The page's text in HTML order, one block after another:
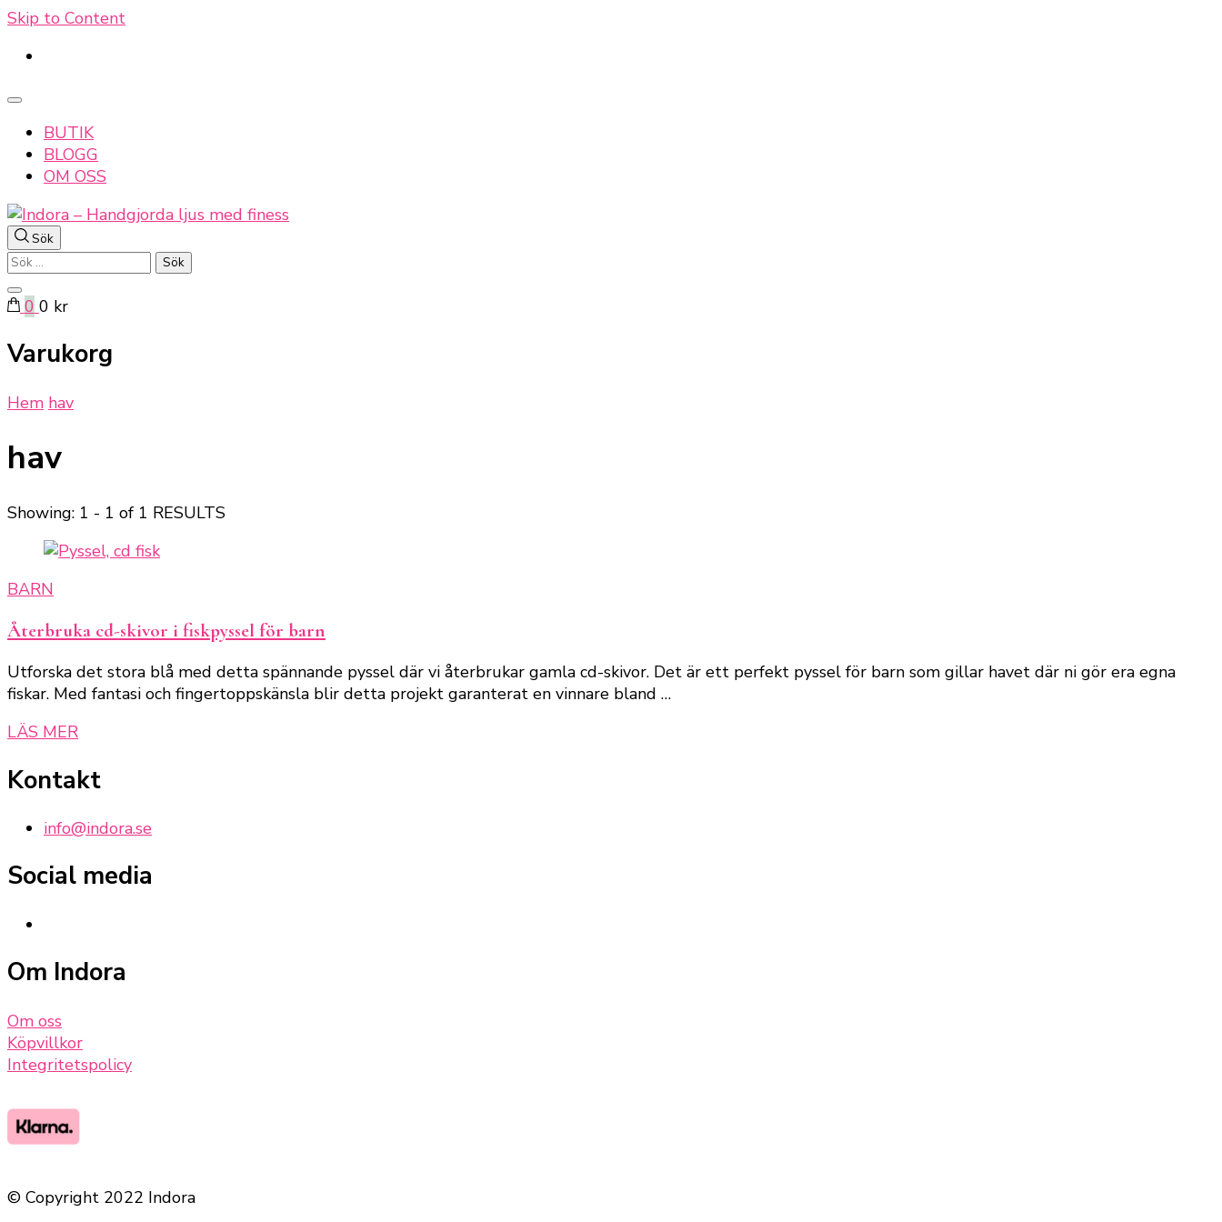
Skip to Content
BUTIK
BLOGG
OM OSS
Indora – Handgjorda ljus med finess
Sök
Sök
efter:
0 0 kr
Varukorg
Hem hav
hav
Showing: 1 - 1 of 1 RESULTS
BARN
Återbruka cd-skivor i fiskpyssel för barn
Utforska det stora blå med detta spännande pyssel där vi återbrukar gamla cd-skivor. Det är ett perfekt pyssel för barn som gillar havet där ni gör era egna
fiskar. Med fantasi och fingertoppskänsla blir detta projekt garanterat en vinnare bland …
LÄS MER
Kontakt
info@indora.se
Social media
Om Indora
Om oss
Köpvillkor
Integritetspolicy
© Copyright 2022 Indora